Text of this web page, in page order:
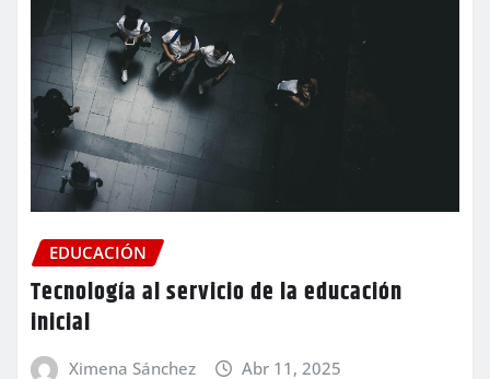
EDUCACIÓN
Tecnología al servicio de la educación
inicial
Ximena Sánchez Abr 11, 2025